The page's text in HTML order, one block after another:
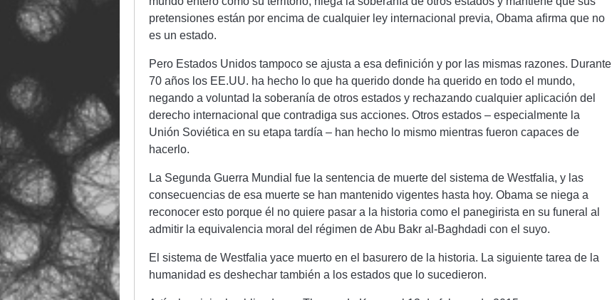
pretensiones están por encima de cualquier ley internacional previa, Obama afirma que no
es un estado.
Pero Estados Unidos tampoco se ajusta a esa definición y por las mismas razones. Durante
70 años los EE.UU. ha hecho lo que ha querido donde ha querido en todo el mundo,
negando a voluntad la soberanía de otros estados y rechazando cualquier aplicación del
derecho internacional que contradiga sus acciones. Otros estados – especialmente la
Unión Soviética en su etapa tardía – han hecho lo mismo mientras fueron capaces de
hacerlo.
La Segunda Guerra Mundial fue la sentencia de muerte del sistema de Westfalia, y las
consecuencias de esa muerte se han mantenido vigentes hasta hoy. Obama se niega a
reconocer esto porque él no quiere pasar a la historia como el panegirista en su funeral al
admitir la equivalencia moral del régimen de Abu Bakr al-Baghdadi con el suyo.
El sistema de Westfalia yace muerto en el basurero de la historia. La siguiente tarea de la
humanidad es deshechar también a los estados que lo sucedieron.